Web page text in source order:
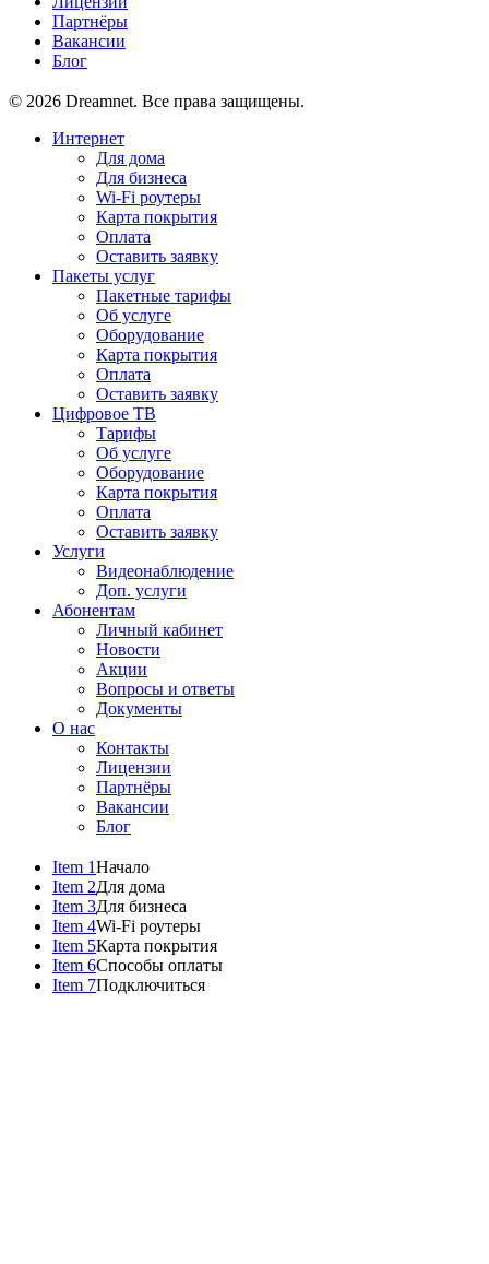
Партнёры
Вакансии
Блог
© 2026 Dreamnet. Все права защищены.
Интернет
Для дома
Для бизнеса
Wi-Fi роутеры
Карта покрытия
Оплата
Оставить заявку
Пакеты услуг
Пакетные тарифы
Об услуге
Оборудование
Карта покрытия
Оплата
Оставить заявку
Цифровое ТВ
Тарифы
Об услуге
Оборудование
Карта покрытия
Оплата
Оставить заявку
Услуги
Видеонаблюдение
Доп. услуги
Абонентам
Личный кабинет
Новости
Акции
Вопросы и ответы
Документы
О нас
Контакты
Лицензии
Партнёры
Вакансии
Блог
Item 1Начало
Item 2Для дома
Item 3Для бизнеса
Item 4Wi-Fi роутеры
Item 5Карта покрытия
Item 6Способы оплаты
Item 7Подключиться